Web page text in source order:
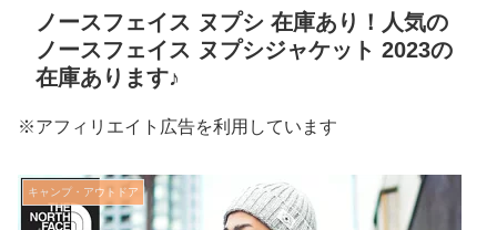
ノースフェイス ヌプシ 在庫あり！人気の
ノースフェイス ヌプシジャケット 2023の
在庫あります♪
※アフィリエイト広告を利用しています
キャンプ・アウトドア